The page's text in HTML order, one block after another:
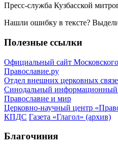
Пресс-служба Кузбасской
Нашли ошибку в тексте?
Полезные ссылки
Официальный сайт
Православие.ру
Отдел внешних церковных
Синодальный информационный
Православие и мир
Церковно-научный центр
КПДС Газета «Глагол» (архив)
Благочиния